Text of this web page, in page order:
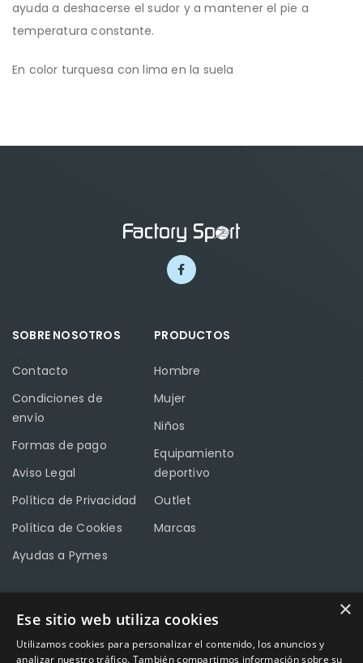
ayuda a deshacerse el sudor y a mantener el pie a
temperatura constante.
En color turquesa con lima en la suela
SOBRE NOSOTROS
Contacto
Condiciones de
envío
Formas de pago
Aviso Legal
Política de Privacidad
Política de Cookies
Ayudas a Pymes
PRODUCTOS
Hombre
Mujer
Niños
Equipamiento
deportivo
Outlet
Marcas
CONTACTO
Calle Méndez Núñez nº3 – Fuente Palmera 14120 Córdoba
×
Ese sitio web utiliza cookies
Utilizamos cookies para personalizar el contenido, los anuncios y
analizar nuestro tráfico. También compartimos información sobre su